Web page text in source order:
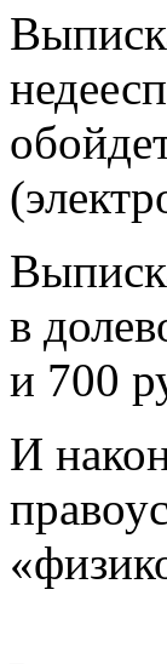
в
и 700
И